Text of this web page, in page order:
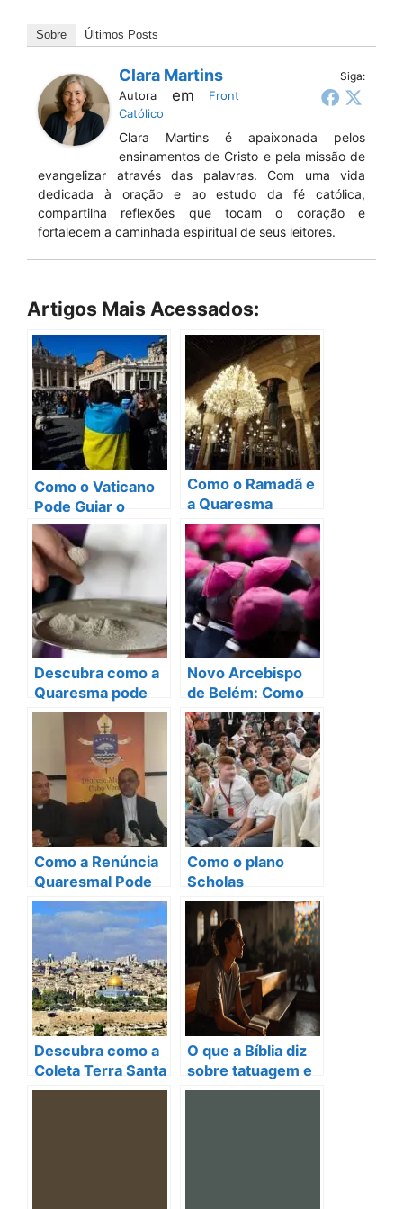
Sobre Últimos Posts
Siga:
Clara Martins
Autora em
Front
Católico
Clara Martins é apaixonada pelos
ensinamentos de Cristo e pela missão de
evangelizar através das palavras. Com uma vida
dedicada à oração e ao estudo da fé católica,
compartilha reflexões que tocam o coração e
fortalecem a caminhada espiritual de seus leitores.
Artigos Mais Acessados:
Como o Vaticano
Pode Guiar o
Diálogo e a Paz na
Ucrânia?
Como o Ramadã e
a Quaresma
Transformam
Nossas Vidas em
2025?
Descubra como a
Quaresma pode
transformar sua
vida em 40 dias!
Novo Arcebispo
de Belém: Como
ele pode
transformar a
Igreja?
Como a Renúncia
Quaresmal Pode
Transformar
Comunidades em
2025?
Como o plano
Scholas
Occurrentes pode
transformar sua
comunidade?
Descubra como a
Coleta Terra Santa
2025 pode
O que a Bíblia diz
sobre tatuagem e
como isso pode te